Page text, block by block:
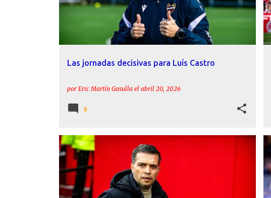
Las jornadas decisivas para Luís Castro
por Eric Martín Gasulla el abril 20, 2026
0
ACTUALIDAD GETAFE CF LEVANTE UD